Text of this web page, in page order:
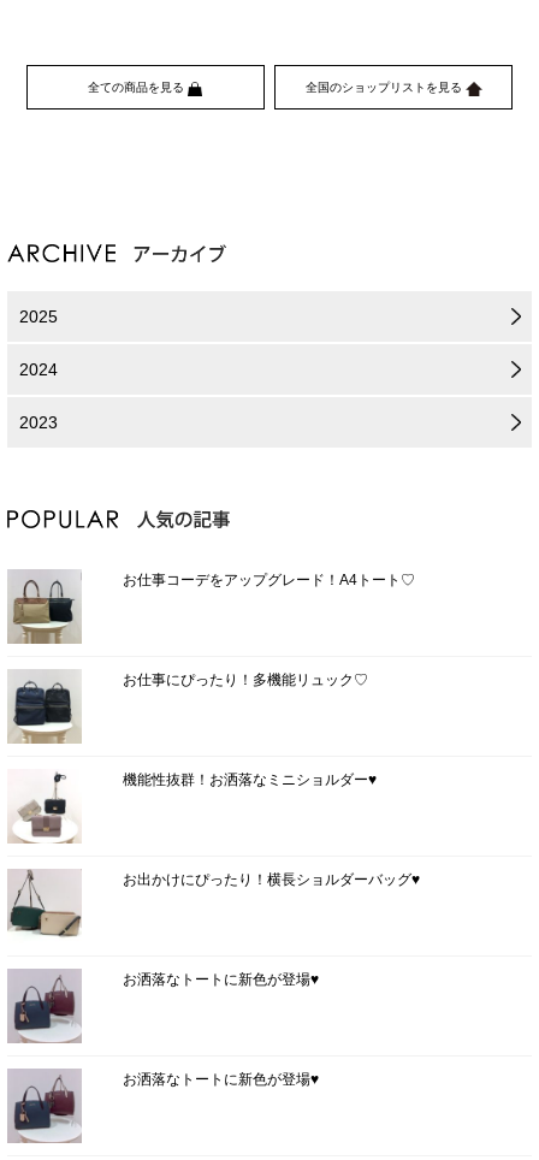
全ての商品を見る 全国のショップリストを見る
2025
2024
2023
お仕事コーデをアップグレード！A4トート♡
お仕事にぴったり！多機能リュック♡
機能性抜群！お洒落なミニショルダー♥
お出かけにぴったり！横長ショルダーバッグ♥
お洒落なトートに新色が登場♥
お洒落なトートに新色が登場♥